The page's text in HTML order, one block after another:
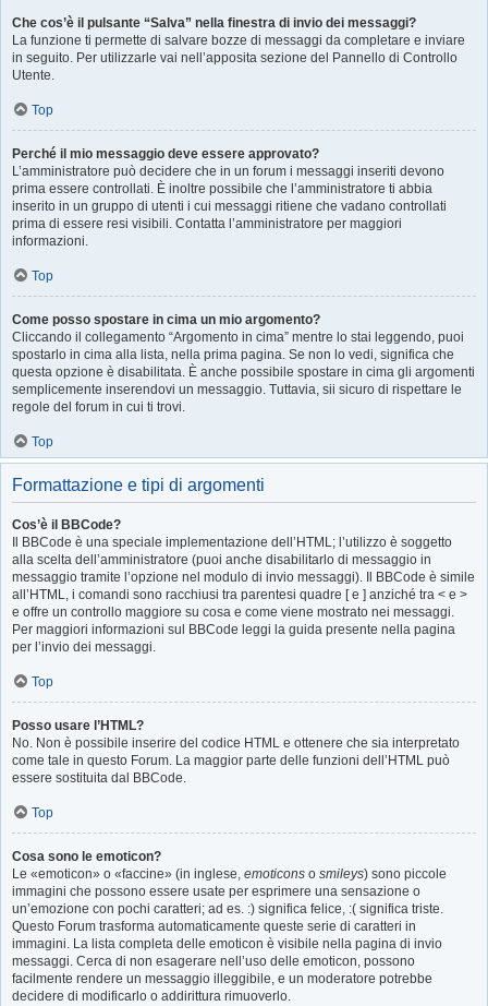
Che cos’è il pulsante “Salva” nella finestra di invio dei messaggi?
La funzione ti permette di salvare bozze di messaggi da completare e inviare
in seguito. Per utilizzarle vai nell’apposita sezione del Pannello di Controllo
Utente.
Top
Perché il mio messaggio deve essere approvato?
L’amministratore può decidere che in un forum i messaggi inseriti devono
prima essere controllati. È inoltre possibile che l’amministratore ti abbia
inserito in un gruppo di utenti i cui messaggi ritiene che vadano controllati
prima di essere resi visibili. Contatta l’amministratore per maggiori
informazioni.
Top
Come posso spostare in cima un mio argomento?
Cliccando il collegamento “Argomento in cima” mentre lo stai leggendo, puoi
spostarlo in cima alla lista, nella prima pagina. Se non lo vedi, significa che
questa opzione è disabilitata. È anche possibile spostare in cima gli argomenti
semplicemente inserendovi un messaggio. Tuttavia, sii sicuro di rispettare le
regole del forum in cui ti trovi.
Top
Formattazione e tipi di argomenti
Cos’è il BBCode?
Il BBCode è una speciale implementazione dell’HTML; l’utilizzo è soggetto
alla scelta dell’amministratore (puoi anche disabilitarlo di messaggio in
messaggio tramite l’opzione nel modulo di invio messaggi). Il BBCode è simile
all’HTML, i comandi sono racchiusi tra parentesi quadre [ e ] anziché tra < e >
e offre un controllo maggiore su cosa e come viene mostrato nei messaggi.
Per maggiori informazioni sul BBCode leggi la guida presente nella pagina
per l’invio dei messaggi.
Top
Posso usare l’HTML?
No. Non è possibile inserire del codice HTML e ottenere che sia interpretato
come tale in questo Forum. La maggior parte delle funzioni dell’HTML può
essere sostituita dal BBCode.
Top
Cosa sono le emoticon?
Le «emoticon» o «faccine» (in inglese, emoticons o smileys) sono piccole
immagini che possono essere usate per esprimere una sensazione o
un’emozione con pochi caratteri; ad es. :) significa felice, :( significa triste.
Questo Forum trasforma automaticamente queste serie di caratteri in
immagini. La lista completa delle emoticon è visibile nella pagina di invio
messaggi. Cerca di non esagerare nell’uso delle emoticon, possono
facilmente rendere un messaggio illeggibile, e un moderatore potrebbe
decidere di modificarlo o addirittura rimuoverlo.